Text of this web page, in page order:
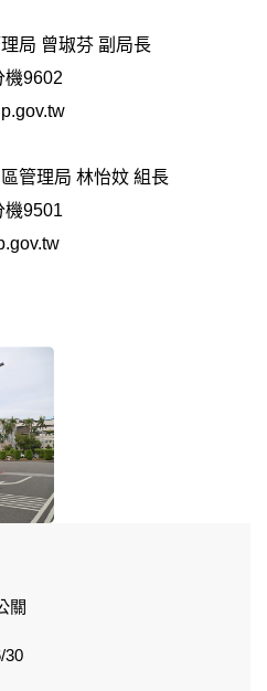
局 曾琡芬 副局長
機9602
管理局 林怡妏 組長
機9501
關
30